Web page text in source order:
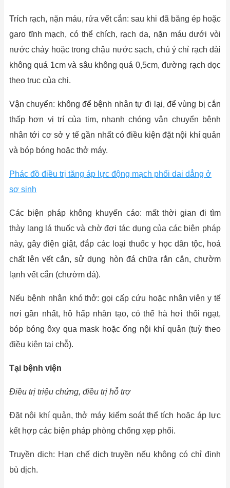
Trích rạch, nặn máu, rửa vết cắn: sau khi đã băng ép hoặc
garo tĩnh mạch, có thể chích, rạch da, nặn máu dưới vòi
nước chảy hoặc trong chậu nước sạch, chú ý chỉ rạch dài
không quá 1cm và sâu không quá 0,5cm, đường rạch dọc
theo trục của chi.
Vận chuyển: không để bệnh nhân tự đi lại, để vùng bị cắn
thấp hơn vị trí của tim, nhanh chóng vận chuyển bệnh
nhân tới cơ sở y tế gần nhất có điều kiện đặt nội khí quản
và bóp bóng hoặc thở máy.
Phác đồ điều trị tăng áp lực động mạch phổi dai dẳng ở
sơ sinh
Các biện pháp không khuyến cáo: mất thời gian đi tìm
thày lang lá thuốc và chờ đợi tác dụng của các biện pháp
này, gây điện giật, đắp các loại thuốc y học dân tộc, hoá
chất lên vết cắn, sử dụng hòn đá chữa rắn cắn, chườm
lạnh vết cắn (chườm đá).
Nếu bệnh nhân khó thở: gọi cấp cứu hoặc nhân viên y tế
nơi gần nhất, hô hấp nhân tạo, có thể hà hơi thổi ngạt,
bóp bóng ôxy qua mask hoặc ống nội khí quản (tuỳ theo
điều kiện tại chỗ).
Tại bệnh viện
Điều trị triệu chứng, điều trị hỗ trợ
Đặt nội khí quản, thở máy kiểm soát thể tích hoặc áp lực
kết hợp các biện pháp phòng chống xẹp phổi.
Truyền dịch: Hạn chế dịch truyền nếu không có chỉ định
bù dịch.